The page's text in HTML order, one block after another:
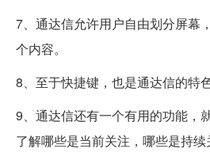
7、通达信允许用户自由划分屏幕
个内容。
8、至于快捷键，也是通达信的特色
9、通达信还有一个有用的功能，
了解哪些是当前关注，哪些是持